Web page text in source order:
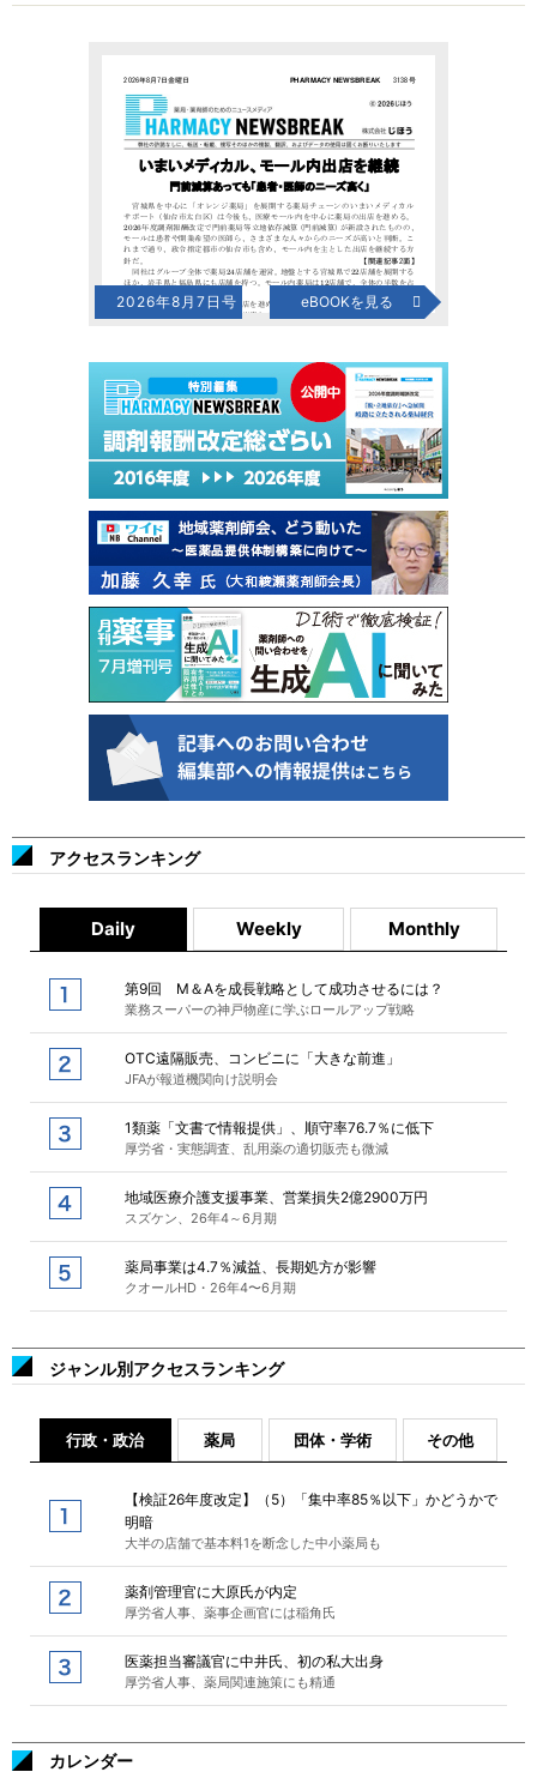
2026年8月7日号 eBOOKを見る
アクセスランキング
Daily Weekly Monthly
第9回 M＆Aを成長戦略として成功させるには？
業務スーパーの神戸物産に学ぶロールアップ戦略
OTC遠隔販売、コンビニに「大きな前進」
JFAが報道機関向け説明会
1類薬「文書で情報提供」、順守率76.7％に低下
厚労省・実態調査、乱用薬の適切販売も微減
地域医療介護支援事業、営業損失2億2900万円
スズケン、26年4～6月期
薬局事業は4.7％減益、長期処方が影響
クオールHD・26年4〜6月期
ジャンル別アクセスランキング
行政・政治 薬局 団体・学術 その他
【検証26年度改定】（5）「集中率85％以下」かどうかで
明暗
大半の店舗で基本料1を断念した中小薬局も
薬剤管理官に大原氏が内定
厚労省人事、薬事企画官には稲角氏
医薬担当審議官に中井氏、初の私大出身
厚労省人事、薬局関連施策にも精通
カレンダー